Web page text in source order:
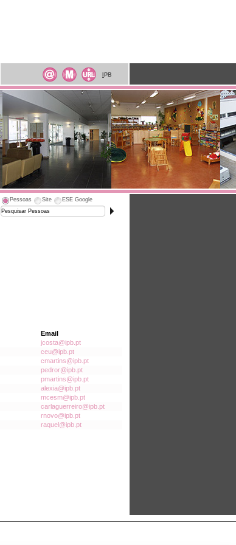
PB
Pessoas Site ESE Google
Email
jcosta@ipb.pt
ceu@ipb.pt
cmartins@ipb.pt
pedror@ipb.pt
pmartins@ipb.pt
alexia@ipb.pt
mcesm@ipb.pt
carlaguerreiro@ipb.pt
rnovo@ipb.pt
raquel@ipb.pt